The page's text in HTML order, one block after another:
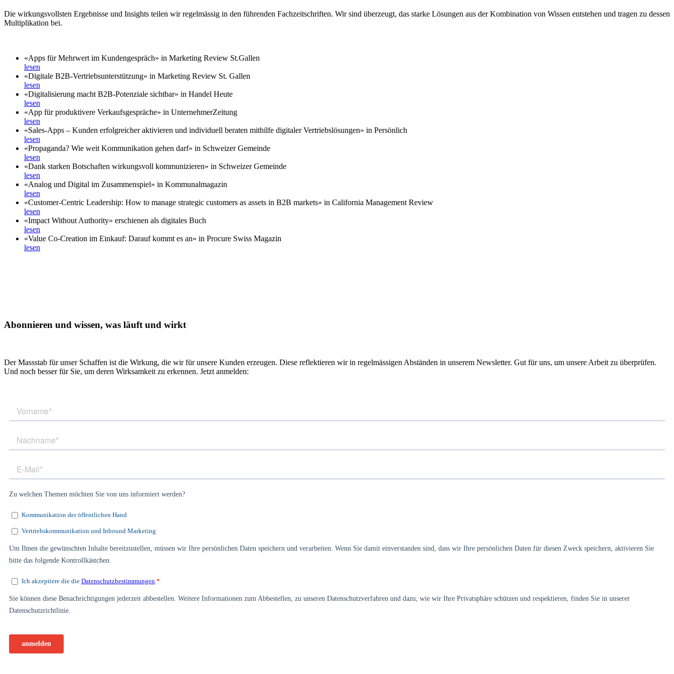
Die wirkungsvollsten Ergebnisse und Insights teilen wir regelmässig in den führenden Fachzeitschriften. Wir sind überzeugt, das starke Lösungen aus der Kombination von Wissen entstehen und tragen zu dessen
Multiplikation bei.
«Apps für Mehrwert im Kundengespräch» in Marketing Review St.Gallen
lesen
«Digitale B2B-Vertriebsunterstützung» in Marketing Review St. Gallen
lesen
«Digitalisierung macht B2B-Potenziale sichtbar» in Handel Heute
lesen
«App für produktivere Verkaufsgespräche» in UnternehmerZeitung
lesen
«Sales-Apps – Kunden erfolgreicher aktivieren und individuell beraten mithilfe digitaler Vertriebslösungen» in Persönlich
lesen
«Propaganda? Wie weit Kommunikation gehen darf» in Schweizer Gemeinde
lesen
«Dank starken Botschaften wirkungsvoll kommunizieren» in Schweizer Gemeinde
lesen
«Analog und Digital im Zusammenspiel» in Kommunalmagazin
lesen
«Customer-Centric Leadership: How to manage strategic customers as assets in B2B markets» in California Management Review
lesen
«Impact Without Authority» erschienen als digitales Buch
lesen
«Value Co-Creation im Einkauf: Darauf kommt es an» in Procure Swiss Magazin
lesen
Abonnieren und wissen, was läuft und wirkt
Der Massstab für unser Schaffen ist die Wirkung, die wir für unsere Kunden erzeugen. Diese reflektieren wir in regelmässigen Abständen in unserem Newsletter. Gut für uns, um unsere Arbeit zu überprüfen.
Und noch besser für Sie, um deren Wirksamkeit zu erkennen. Jetzt anmelden: